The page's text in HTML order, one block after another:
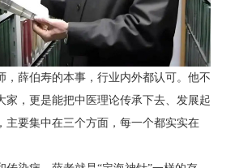
，薛伯寿的本事，行业内外都认可。他不
家，更是能把中医理论传承下去、发展起
主要集中在三个方面，每一个都实实在